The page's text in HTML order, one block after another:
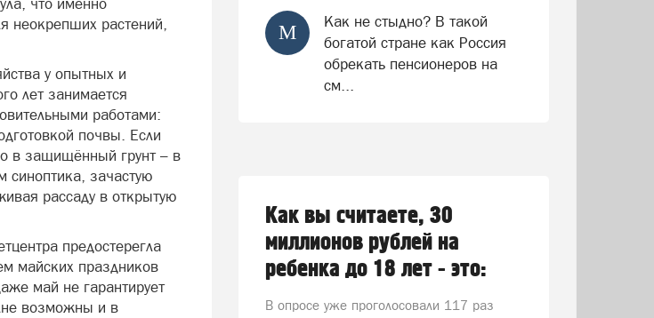
что именно
неокрепших растений,
у опытных и
лет занимается
работами:
почвы. Если
в защищённый грунт – в
синоптика, зачастую
рассаду в открытую
предостерегла
майских праздников
май не гарантирует
возможны и в
М
Как не стыдно? В такой
богатой стране как Россия
обрекать пенсионеров на
см...
Как вы считаете, 30
миллионов рублей на
ребенка до 18 лет - это:
В опросе уже проголосовали 117 раз